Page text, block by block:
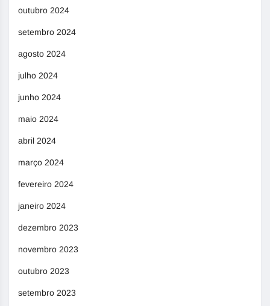
outubro 2024
setembro 2024
agosto 2024
julho 2024
junho 2024
maio 2024
abril 2024
março 2024
fevereiro 2024
janeiro 2024
dezembro 2023
novembro 2023
outubro 2023
setembro 2023